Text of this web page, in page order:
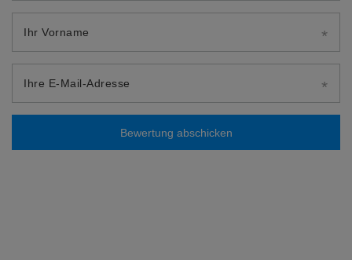
Ihr Vorname
Ihre E-Mail-Adresse
Bewertung abschicken